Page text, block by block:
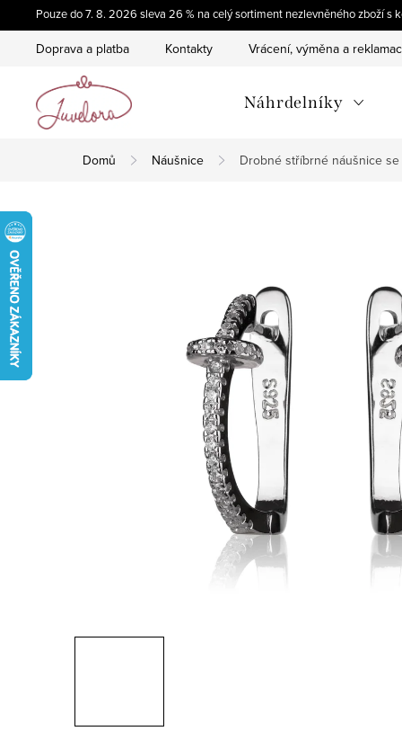
na
Pouze do 7. 8. 2026 sleva 26 % na celý sortiment nezlevněného zboží s
Doprava a platba Kontakty Vrácení, výměna a
Náhrdelníky
Domů Náušnice Drobné stříbrné náušnice